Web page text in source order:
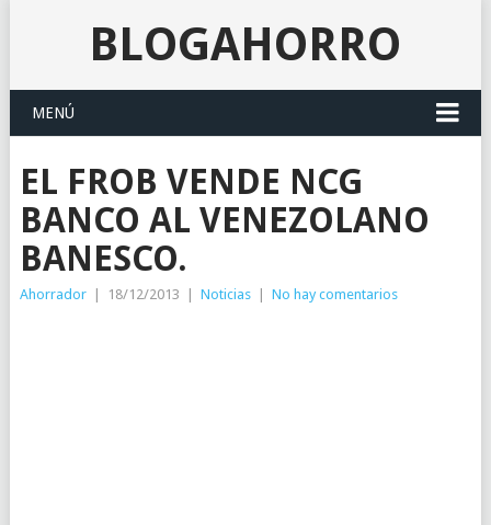
BLOGAHORRO
MENÚ
EL FROB VENDE NCG
BANCO AL VENEZOLANO
BANESCO.
Ahorrador 18/12/2013 Noticias No hay comentarios